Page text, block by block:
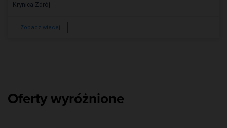
Krynica-Zdrój
Zobacz więcej
Oferty wyróżnione